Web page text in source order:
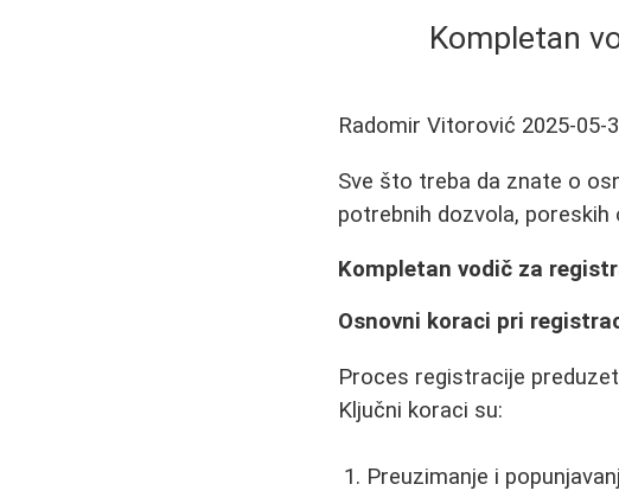
Kompletan
Radomir Vitorović 2025-05-
Sve što treba da znate o
potrebnih dozvola,
Kompletan vodič za
Osnovni koraci pri
Proces registracije
Ključni koraci su:
Preuzimanje i